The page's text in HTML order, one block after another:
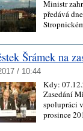
Ministr
předává
Šrámek na
/ 10:44
Kdy:
Zasedání
spolupráci
prosince